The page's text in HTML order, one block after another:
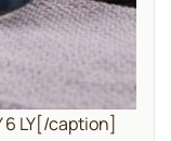
6 LY[/caption]